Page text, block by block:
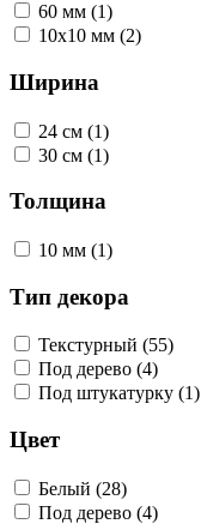
60 мм (1)
10х10 мм (2)
Ширина
24 см (1)
30 см (1)
Толщина
10 мм (1)
Тип декора
Текстурный (55)
Под дерево (4)
Под штукатурку (1)
Цвет
Белый (28)
Под дерево (4)